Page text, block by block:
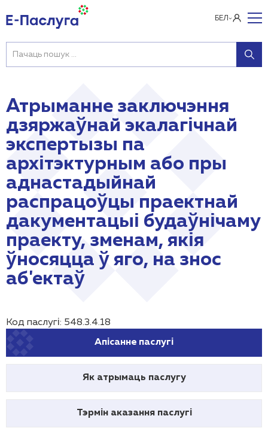
БЕЛ
Атрыманне заключэння
дзяржаўнай экалагічнай
экспертызы па
архітэктурным або пры
аднастадыйнай
распрацоўцы праектнай
дакументацыі будаўнічаму
праекту, зменам, якія
ўносяцца ў яго, на знос
аб'ектаў
Код паслугі: 548.3.4.18
Апісанне паслугі
Як атрымаць паслугу
Тэрмін аказання паслугі